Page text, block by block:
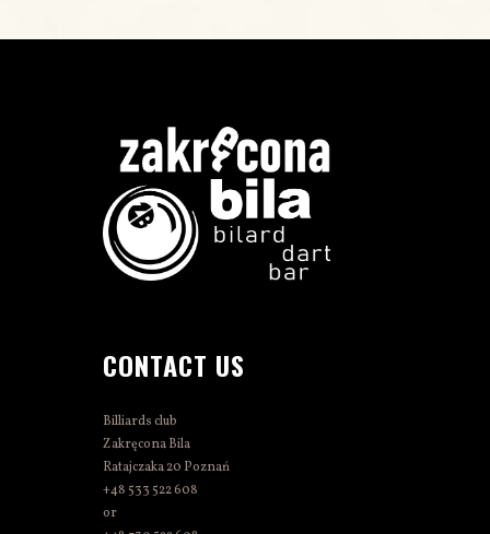
CONTACT US
Billiards club
Zakręcona Bila
Ratajczaka 20 Poznań
+48 533 522 608
or